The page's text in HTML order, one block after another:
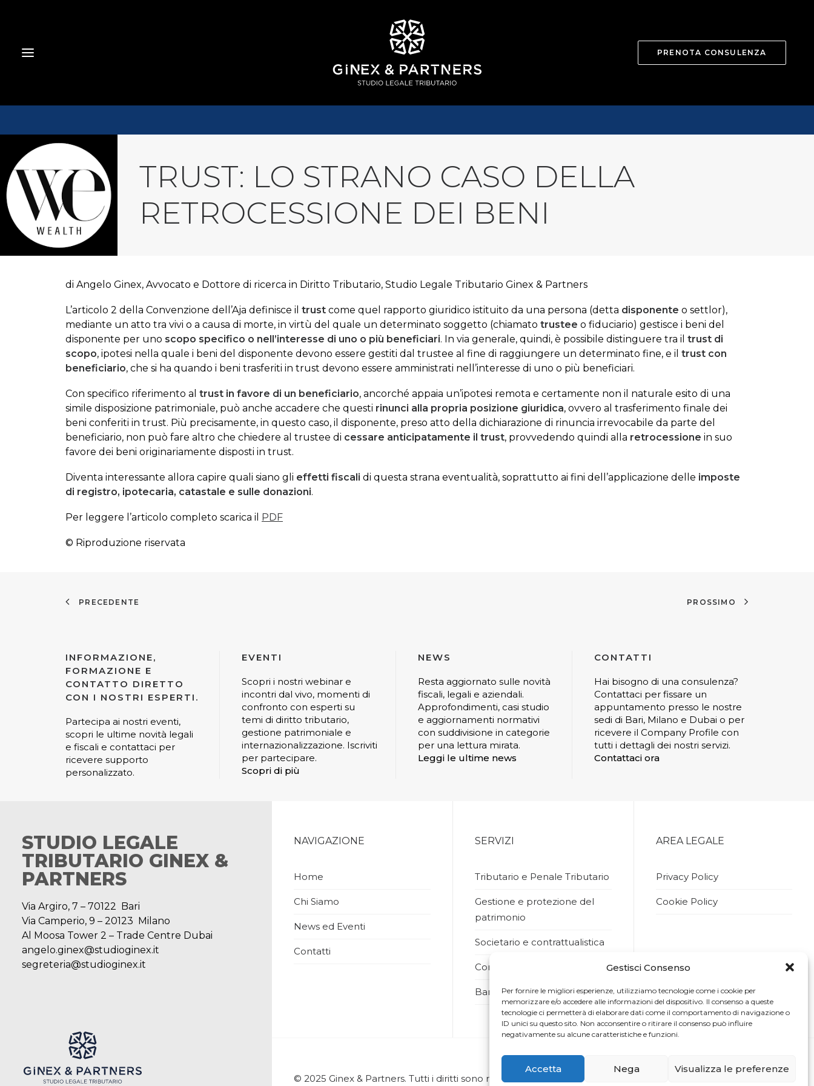
Gestisci Consenso
Per fornire le migliori esperienze, utilizziamo tecnologie come i cookie per
memorizzare e/o accedere alle informazioni del dispositivo. Il consenso a queste
tecnologie ci permetterà di elaborare dati come il comportamento di navigazione o
ID unici su questo sito. Non acconsentire o ritirare il consenso può influire
negativamente su alcune caratteristiche e funzioni.
Accetta Nega Visualizza le preferenze
PRENOTA CONSULENZA
TRUST: LO STRANO CASO DELLA
RETROCESSIONE DEI BENI
di Angelo Ginex, Avvocato e Dottore di ricerca in Diritto Tributario, Studio Legale Tributario Ginex & Partners
L’articolo 2 della Convenzione dell’Aja definisce il trust come quel rapporto giuridico istituito da una persona (detta disponente o settlor),
mediante un atto tra vivi o a causa di morte, in virtù del quale un determinato soggetto (chiamato trustee o fiduciario) gestisce i beni del
disponente per uno scopo specifico o nell’interesse di uno o più beneficiari. In via generale, quindi, è possibile distinguere tra il trust di
scopo, ipotesi nella quale i beni del disponente devono essere gestiti dal trustee al fine di raggiungere un determinato fine, e il trust con
beneficiario, che si ha quando i beni trasferiti in trust devono essere amministrati nell’interesse di uno o più beneficiari.
Con specifico riferimento al trust in favore di un beneficiario, ancorché appaia un’ipotesi remota e certamente non il naturale esito di una
simile disposizione patrimoniale, può anche accadere che questi rinunci alla propria posizione giuridica, ovvero al trasferimento finale dei
beni conferiti in trust. Più precisamente, in questo caso, il disponente, preso atto della dichiarazione di rinuncia irrevocabile da parte del
beneficiario, non può fare altro che chiedere al trustee di cessare anticipatamente il trust, provvedendo quindi alla retrocessione in suo
favore dei beni originariamente disposti in trust.
Diventa interessante allora capire quali siano gli effetti fiscali di questa strana eventualità, soprattutto ai fini dell’applicazione delle imposte
di registro, ipotecaria, catastale e sulle donazioni.
Per leggere l’articolo completo scarica il PDF
© Riproduzione riservata
PRECEDENTE PROSSIMO
INFORMAZIONE,
FORMAZIONE E
CONTATTO DIRETTO
CON I NOSTRI ESPERTI.
Partecipa ai nostri eventi,
scopri le ultime novità legali
e fiscali e contattaci per
ricevere supporto
personalizzato.
EVENTI
Scopri i nostri webinar e
incontri dal vivo, momenti di
confronto con esperti su
temi di diritto tributario,
gestione patrimoniale e
internazionalizzazione. Iscriviti
per partecipare.
Scopri di più
NEWS
Resta aggiornato sulle novità
fiscali, legali e aziendali.
Approfondimenti, casi studio
e aggiornamenti normativi
con suddivisione in categorie
per una lettura mirata.
Leggi le ultime news
CONTATTI
Hai bisogno di una consulenza?
Contattaci per fissare un
appuntamento presso le nostre
sedi di Bari, Milano e Dubai o per
ricevere il Company Profile con
tutti i dettagli dei nostri servizi.
Contattaci ora
STUDIO LEGALE
TRIBUTARIO GINEX &
PARTNERS
Via Argiro, 7 – 70122 Bari
Via Camperio, 9 – 20123 Milano
Al Moosa Tower 2 – Trade Centre Dubai
angelo.ginex@studioginex.it
segreteria@studioginex.it
NAVIGAZIONE
Home
Chi Siamo
News ed Eventi
Contatti
SERVIZI
Tributario e Penale Tributario
Gestione e protezione del
patrimonio
Societario e contrattualistica
Commercio internazionale
Bancario e finanziario
AREA LEGALE
Privacy Policy
Cookie Policy
© 2025 Ginex & Partners. Tutti i diritti sono riservati | marketing agency deraweb